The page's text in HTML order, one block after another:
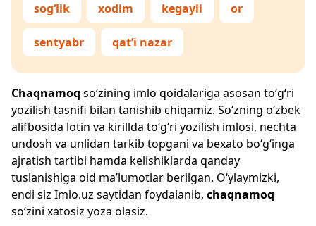
sog‘lik xodim kegayli or
sentyabr qat’i nazar
Chaqnamoq so‘zining imlo qoidalariga asosan to‘g‘ri
yozilish tasnifi bilan tanishib chiqamiz. So‘zning o‘zbek
alifbosida lotin va kirillda to‘g‘ri yozilish imlosi, nechta
undosh va unlidan tarkib topgani va bexato bo‘g‘inga
ajratish tartibi hamda kelishiklarda qanday
tuslanishiga oid ma’lumotlar berilgan. O‘ylaymizki,
endi siz Imlo.uz saytidan foydalanib, chaqnamoq
so‘zini xatosiz yoza olasiz.